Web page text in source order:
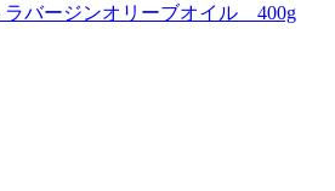
ラバージンオリーブオイル 400g